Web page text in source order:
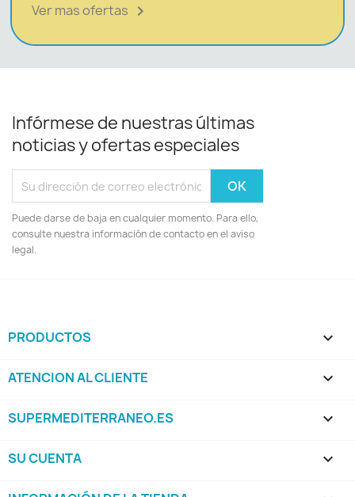
Ver mas ofertas 
Infórmese de nuestras últimas
noticias y ofertas especiales
Puede darse de baja en cualquier momento. Para ello,
consulte nuestra información de contacto en el aviso
legal.
PRODUCTOS 
ATENCION AL CLIENTE 
SUPERMEDITERRANEO.ES 
SU CUENTA 